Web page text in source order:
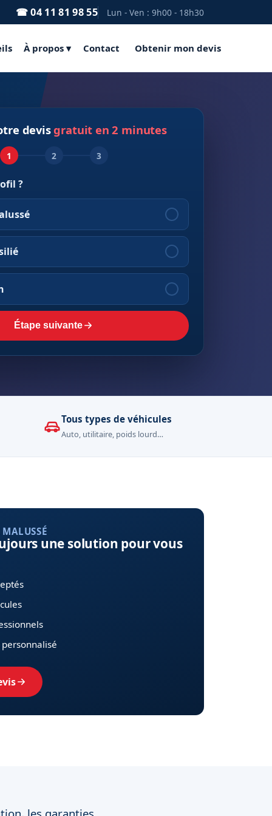
☎ 04 11 81 98 55 Lun - Ven : 9h00 - 18h30
À propos ▾ Contact Obtenir mon devis
devisgratuit en 2 minutes
1 2 3
?
Étape suivante
Tous types de véhicules
Auto, utilitaire, poids lourd…
une solution pour vous